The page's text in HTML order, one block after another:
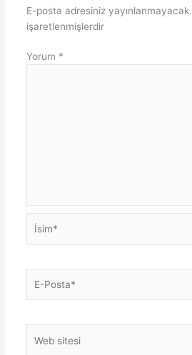
E-posta adresiniz yayınlanmayacak.
işaretlenmişlerdir
Yorum *
Posta*
sitesi